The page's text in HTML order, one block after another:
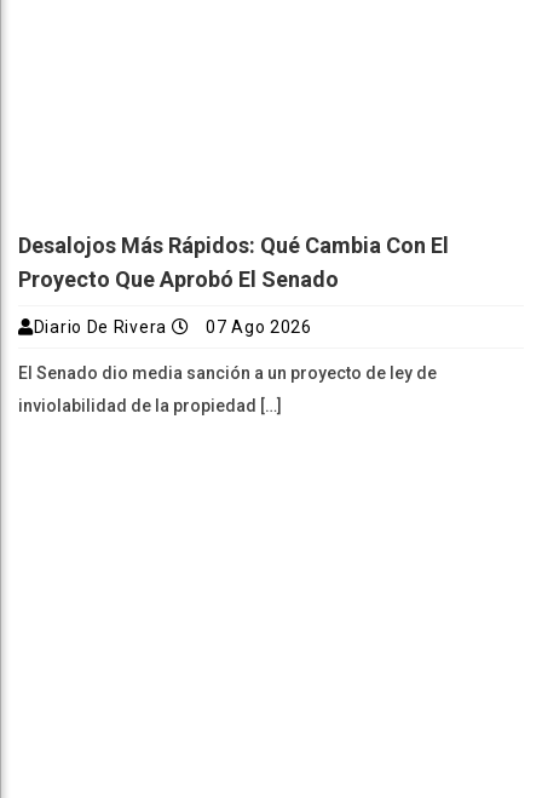
Desalojos Más Rápidos: Qué Cambia Con El
Proyecto Que Aprobó El Senado
Diario De Rivera 07 Ago 2026
El Senado dio media sanción a un proyecto de ley de
inviolabilidad de la propiedad […]